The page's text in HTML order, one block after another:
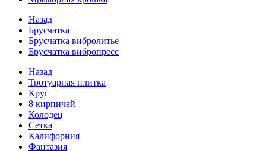
Назад
Брусчатка
Брусчатка вибролитье
Брусчатка вибропресс
Назад
Тротуарная плитка
Круг
8 кирпичей
Колодец
Сетка
Калифорния
Фантазия